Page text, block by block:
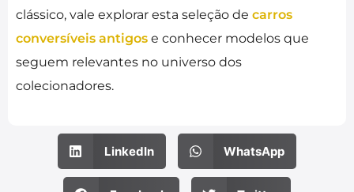
clássico, vale explorar esta seleção de carros
conversíveis antigos e conhecer modelos que
seguem relevantes no universo dos
colecionadores.
LinkedIn WhatsApp